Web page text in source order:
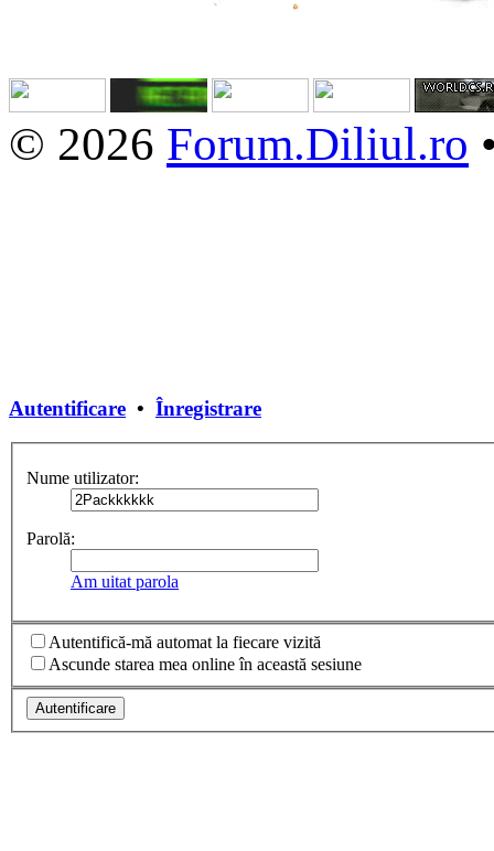
© 2026 Forum.Diliul.ro
Autentificare • Înregistrare
Nume utilizator:
Parolă:
Am uitat parola
Autentifică-mă automat la fiecare vizită
Ascunde starea mea online în această sesiune